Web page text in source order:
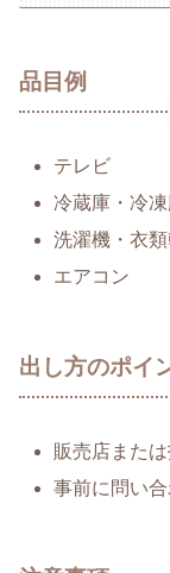
品目例
テレビ
冷蔵庫・冷
洗濯機・衣
エアコン
出し方のポイ
販売店また
事前に問い